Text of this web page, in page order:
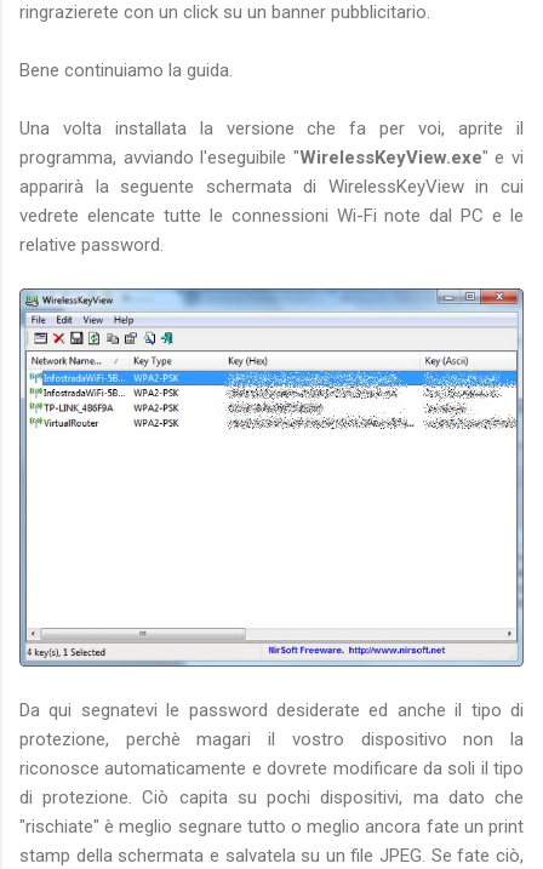
ringrazierete con un click su un banner pubblicitario.
Bene continuiamo la guida.
Una volta installata la versione che fa per voi, aprite il
programma, avviando l'eseguibile "WirelessKeyView.exe" e vi
apparirà la seguente schermata di WirelessKeyView in cui
vedrete elencate tutte le connessioni Wi-Fi note dal PC e le
relative password.
Da qui segnatevi le password desiderate ed anche il tipo di
protezione, perchè magari il vostro dispositivo non la
riconosce automaticamente e dovrete modificare da soli il tipo
di protezione. Ciò capita su pochi dispositivi, ma dato che
"rischiate" è meglio segnare tutto o meglio ancora fate un print
stamp della schermata e salvatela su un file JPEG. Se fate ciò,